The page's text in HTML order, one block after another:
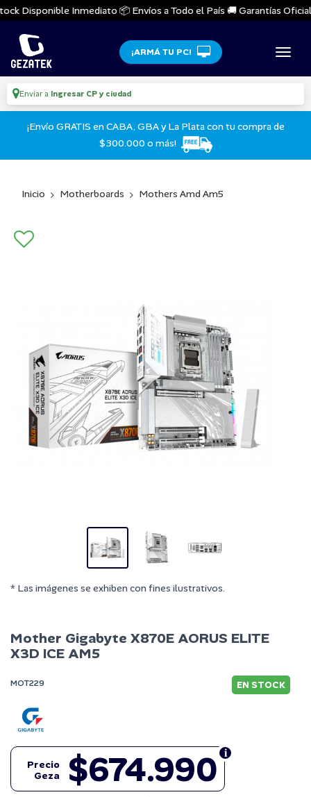
Disponible Inmediato 📦 Envíos a Todo el País 🚚 Garantías
¡ARMÁ TU PC!
Enviar a Ingresar CP y ciudad
¡Envío GRATIS en CABA, GBA y La Plata con tu compra de
$300.000 o más!
Inicio Motherboards Mothers Amd Am5
* Las imágenes se exhiben con fines ilustrativos.
Mother Gigabyte X870E AORUS ELITE
X3D ICE AM5
MOT229 EN STOCK
$674.990
Precio
Geza